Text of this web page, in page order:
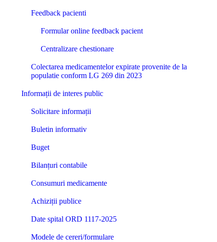
Feedback pacienti
Formular online feedback pacient
Centralizare chestionare
Colectarea medicamentelor expirate provenite de la
populatie conform LG 269 din 2023
Informații de interes public
Solicitare informații
Buletin informativ
Buget
Bilanțuri contabile
Consumuri medicamente
Achiziții publice
Date spital ORD 1117-2025
Modele de cereri/formulare